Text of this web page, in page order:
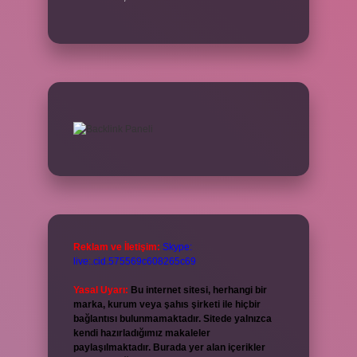
Reklam ve İletişim: Skype:
live:.cid.575569c608265c69
Yasal Uyarı: Bu internet sitesi, herhangi bir
marka, kurum veya şahıs şirketi ile hiçbir
bağlantısı bulunmamaktadır. Sitede yalnızca
kendi hazırladığımız makaleler
paylaşılmaktadır. Burada yer alan içerikler